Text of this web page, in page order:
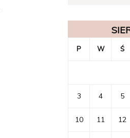
P W Ś
3 4 5
10 11 12